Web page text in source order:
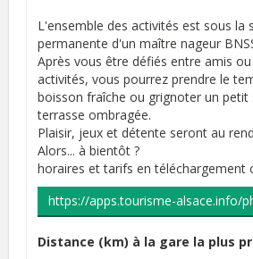
L'ensemble des activités est sous la
permanente d'un maître nageur
Après vous être défiés entre amis
activités, vous pourrez prendre le
boisson fraîche ou grignoter un petit
terrasse ombragée.
Plaisir, jeux et détente seront au
Alors... à bientôt ?
horaires et tarifs en téléchargement
https://apps.tourisme-alsace.info/
Distance (km) à la gare la plus